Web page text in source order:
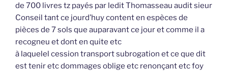
de 700 livres tz payés par ledit Thomasseau audit sieur
Conseil tant ce jourd’huy content en espèces de
pièces de 7 sols que auparavant ce jour et comme il a
recogneu et dont en quite etc
à laquelel cession transport subrogation et ce que dit
est tenir etc dommages oblige etc renonçant etc foy